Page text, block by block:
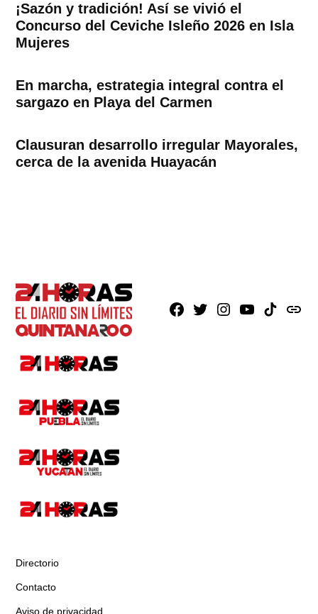
¡Sazón y tradición! Así se vivió el
Concurso del Ceviche Isleño 2026 en Isla
Mujeres
En marcha, estrategia integral contra el
sargazo en Playa del Carmen
Clausuran desarrollo irregular Mayorales,
cerca de la avenida Huayacán
Facebook
X Instagram
YoutubeTikTokissuu
Directorio
Contacto
Aviso de privacidad